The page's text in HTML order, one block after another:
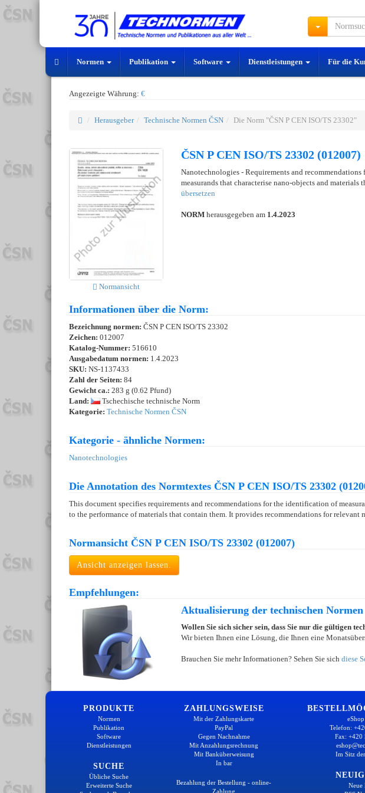
Normen Publikation Software Dienstleistungen Für die
Angezeigte Währung: €
Herausgeber Technische Normen ČSN Die Norm "ČSN P CEN ISO/TS 23302"
Normansicht
ČSN P CEN ISO/TS 23302 (012007)
Nanotechnologies - Requirements and
measurands that characterise nano-objects and materials
übersetzen
NORM herausgegeben am 1.4.2023
Informationen über die Norm:
Bezeichnung normen: ČSN P CEN ISO/TS 23302
Zeichen: 012007
Katalog-Nummer: 516610
Ausgabedatum normen: 1.4.2023
SKU: NS-1137433
Zahl der Seiten: 84
Gewicht ca.: 283 g (0.62 Pfund)
Land:
Tschechische technische Norm
Kategorie: Technische Normen ČSN
Kategorie - ähnliche Normen:
Nanotechnologies
Die Annotation des Normtextes ČSN P CEN ISO/TS 23302
This document specifies requirements and recommendations for the identification of
to the performance of materials that contain them. It provides recommendations for relevant
Normansicht ČSN P CEN ISO/TS 23302 (012007)
Ansicht anzeigen lassen.
Empfehlungen:
Aktualisierung der technischen Normen
Wollen Sie sich sicher sein, dass Sie nur die gültigen
Wir bieten Ihnen eine Lösung, die Ihnen eine
Brauchen Sie mehr Informationen? Sehen Sie sich diese
PRODUKTE
Normen
Publikation
Software
Dienstleistungen
SUCHE
Übliche Suche
Erweiterte Suche
ZAHLUNGSWEISE
Mit der Zahlungskarte
PayPal
Gegen Nachnahme
Mit Anzahlungsrechnung
Mit Banküberweisung
In bar
Bezahlung der Bestellung - online-
Zahlung
Telefon:
Fax: +420
Im Sitz
Neue